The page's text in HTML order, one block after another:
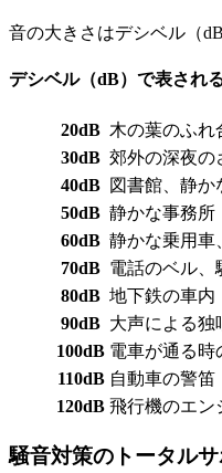
音の大きさはデシベル（
デシベル（dB）で表され
20dB 木の葉のふれ
30dB 郊外の深夜の
40dB 図書館、静か
50dB 静かな事務所
60dB 静かな乗用車
70dB 電話のベル、
80dB 地下鉄の車内
90dB 大声による独
100dB 電車が通る時
110dB 自動車の警笛
120dB 飛行機のエン
騒音対策のトータルサ